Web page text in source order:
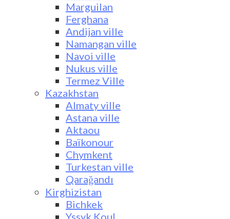
Marguilan
Ferghana
Andijan ville
Namangan ville
Navoi ville
Nukus ville
Termez Ville
Kazakhstan
Almaty ville
Astana ville
Aktaou
Baïkonour
Chymkent
Turkestan ville
Qarağandı
Kirghizistan
Bichkek
Yssyk Koul